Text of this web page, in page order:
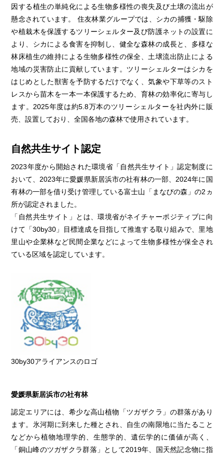
因する植生の単純化による生物多様性の喪失及び土壌の流出が
懸念されています。 住友林業グループでは、シカの捕獲・駆除
や植栽木を保護するツリーシェルター及び防護ネットの設置に
より、シカによる食害を抑制し、健全な森林の成長と、多様な
林床植生の維持による生物多様性の保全、土壌流出防止による
地域の災害防止に貢献しています。ツリーシェルターはシカを
はじめとした獣害を予防するだけでなく、気象や下草等のスト
レスから苗木を一本一本保護するため、育林の効率化に寄与し
ます。2025年度は約5.8万本のツリーシェルターを社内外に販
売、設置しており、全国各地の森林で使用されています。
自然共生サイト認定
2023年度から開始された環境省「自然共生サイト」認定制度に
おいて、2023年に愛媛県新居浜市の社有林の一部、2024年に国
有林の一部を借り受け管理している富士山「まなびの森」の2ヵ
所が認定されました。
「自然共生サイト」とは、環境省がネイチャーポジティブに向
けて「30by30」目標達成を目指して推進する取り組みで、里地
里山や企業林など民間企業などによって生物多様性が保全され
ている区域を認定しています。
30by30アライアンスのロゴ
愛媛県新居浜市の社有林
認定エリアには、希少な高山植物「ツガザクラ」の群落があり
ます。氷河期に到来した種とされ、自生の南限地に当たること
などから植物地理学的、生態学的、遺伝学的に価値が高く、
「銅山峰のツガザクラ群落」として2019年 、国天然記念物に指